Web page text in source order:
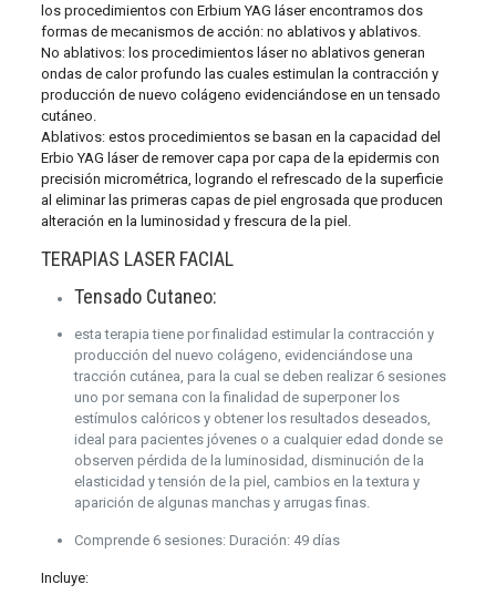
los procedimientos con Erbium YAG láser encontramos dos
formas de mecanismos de acción: no ablativos y ablativos.
No ablativos: los procedimientos láser no ablativos generan
ondas de calor profundo las cuales estimulan la contracción y
producción de nuevo colágeno evidenciándose en un tensado
cutáneo.
Ablativos: estos procedimientos se basan en la capacidad del
Erbio YAG láser de remover capa por capa de la epidermis con
precisión micrométrica, logrando el refrescado de la superficie
al eliminar las primeras capas de piel engrosada que producen
alteración en la luminosidad y frescura de la piel.
TERAPIAS LASER FACIAL
Tensado Cutaneo:
esta terapia tiene por finalidad estimular la contracción y
producción del nuevo colágeno, evidenciándose una
tracción cutánea, para la cual se deben realizar 6 sesiones
uno por semana con la finalidad de superponer los
estímulos calóricos y obtener los resultados deseados,
ideal para pacientes jóvenes o a cualquier edad donde se
observen pérdida de la luminosidad, disminución de la
elasticidad y tensión de la piel, cambios en la textura y
aparición de algunas manchas y arrugas finas.
Comprende 6 sesiones: Duración: 49 días
Incluye: